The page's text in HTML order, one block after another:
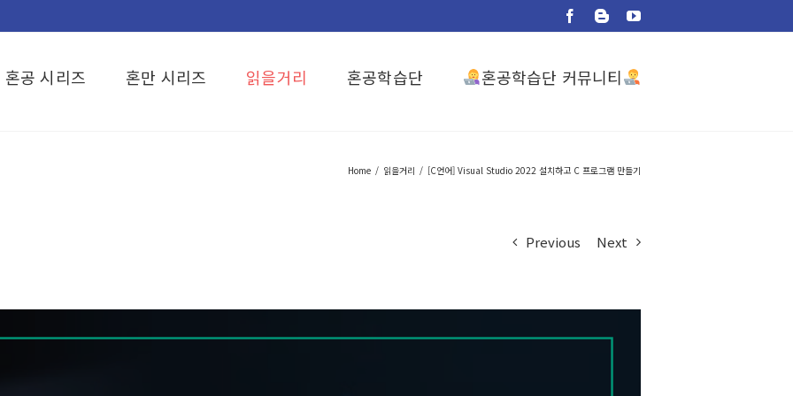
Facebook
BloggerYouTube
혼공 시리즈 혼만 시리즈 읽을거리 혼공학습단 혼공학습단 커뮤니티
Home / 읽을거리 / [C언어] Visual Studio 2022 설치하고 C 프로그램 만들기
Previous Next